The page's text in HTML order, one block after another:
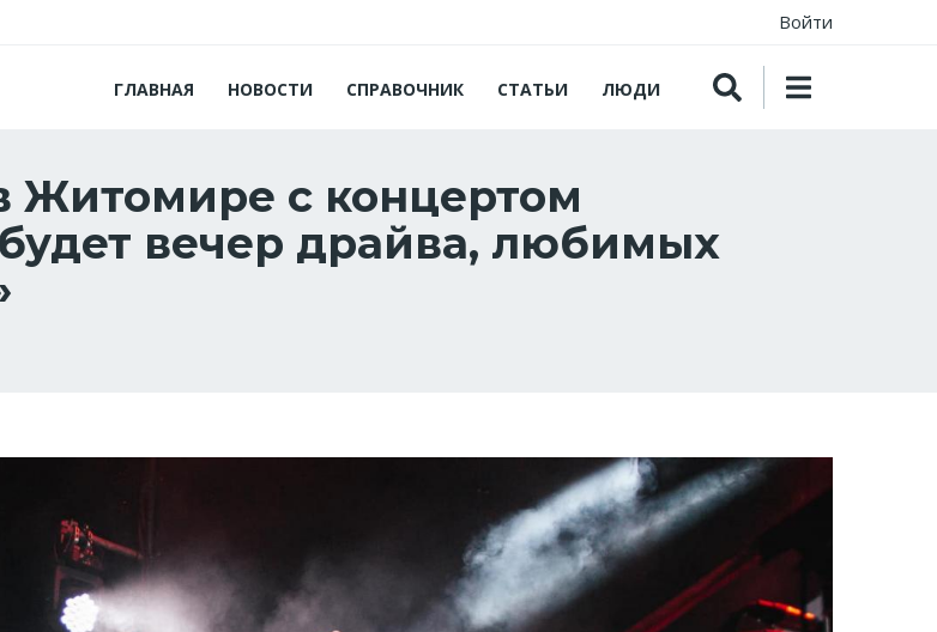
Войти
ГЛАВНАЯ НОВОСТИ СПРАВОЧНИК СТАТЬИ ЛЮДИ
Житомире с концертом
вечер драйва, любимых